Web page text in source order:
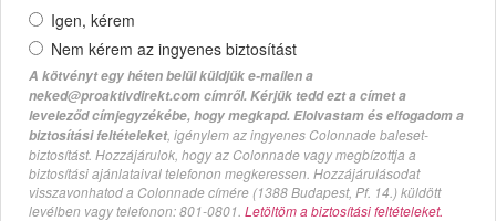
Igen, kérem
Nem kérem az ingyenes biztosítást
A kötvényt egy héten belül küldjük e-mailen a
neked@proaktivdirekt.com címről. Kérjük tedd ezt a címet a
leveleződ címjegyzékébe, hogy megkapd. Elolvastam és elfogadom a
biztosítási feltételeket, igénylem az ingyenes Colonnade baleset-
biztosítást. Hozzájárulok, hogy az Colonnade vagy megbízottja a
biztosítási ajánlataival telefonon megkeressen. Hozzájárulásodat
visszavonhatod a Colonnade címére (1388 Budapest, Pf. 14.) küldött
levélben vagy telefonon: 801-0801. Letöltöm a biztosítási feltételeket.